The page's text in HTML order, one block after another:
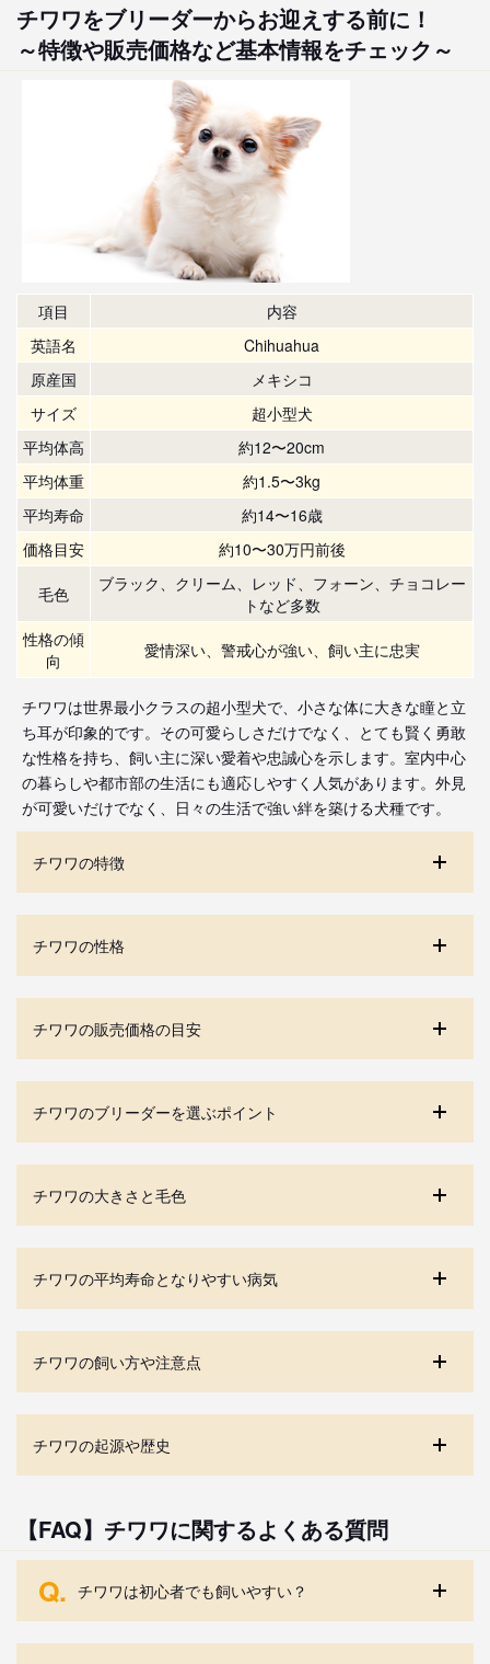
チワワをブリーダーからお迎えする前に！
～特徴や販売価格など基本情報をチェック～
項目
内容
英語名
Chihuahua
原産国
メキシコ
サイズ
超小型犬
平均体高
約12〜20cm
平均体重
約1.5〜3kg
平均寿命
約14〜16歳
価格目安
約10〜30万円前後
毛色
ブラック、クリーム、レッド、フォーン、チョコレー
トなど多数
性格の傾
向
愛情深い、警戒心が強い、飼い主に忠実
チワワは世界最小クラスの超小型犬で、小さな体に大きな瞳と立
ち耳が印象的です。その可愛らしさだけでなく、とても賢く勇敢
な性格を持ち、飼い主に深い愛着や忠誠心を示します。室内中心
の暮らしや都市部の生活にも適応しやすく人気があります。外見
が可愛いだけでなく、日々の生活で強い絆を築ける犬種です。
チワワの特徴
チワワの性格
チワワの販売価格の目安
チワワのブリーダーを選ぶポイント
チワワの大きさと毛色
チワワの平均寿命となりやすい病気
チワワの飼い方や注意点
チワワの起源や歴史
【FAQ】チワワに関するよくある質問
Q. チワワは初心者でも飼いやすい？